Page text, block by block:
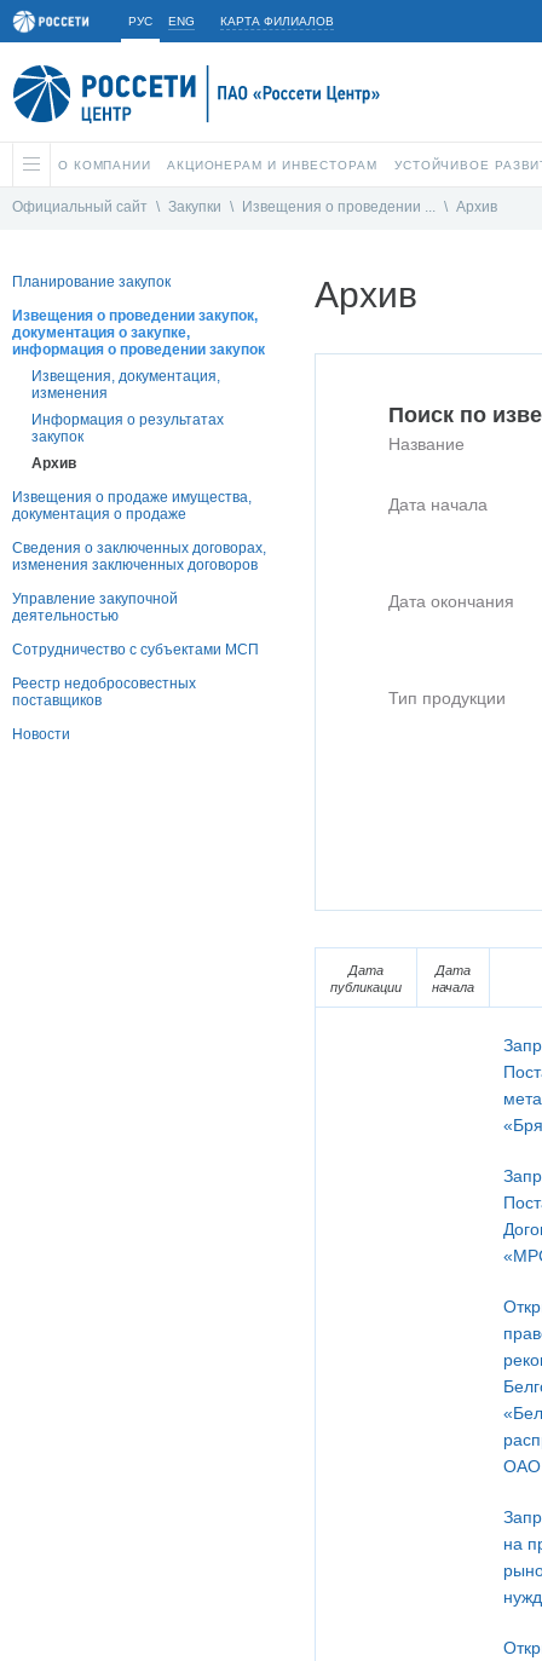
РУС ENG КАРТА ФИЛИАЛОВ
О КОМПАНИИ АКЦИОНЕРАМ И ИНВЕСТОРАМ УСТОЙЧИВОЕ
Официальный сайт \ Закупки \ Извещения о проведении ... \ Архив
Планирование закупок
Извещения о проведении закупок,
документация о закупке,
информация о проведении закупок
Извещения, документация,
изменения
Информация о результатах
закупок
Архив
Извещения о продаже имущества,
документация о продаже
Сведения о заключенных договорах,
изменения заключенных договоров
Управление закупочной
деятельностью
Сотрудничество с субъектами МСП
Реестр недобросовестных
поставщиков
Новости
Архив
Поиск по
Название
Дата начала
Дата окончания
Тип продукции
Дата
публикации
Дата
начала
ОАО
на